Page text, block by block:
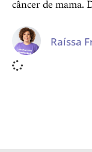
câncer de mama.
Raíssa